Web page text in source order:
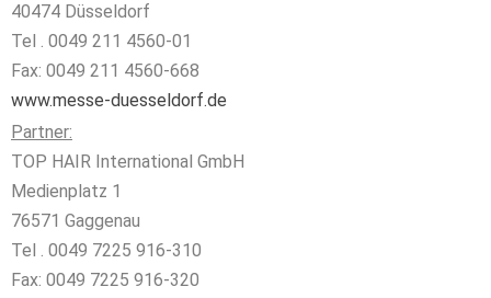
40474 Düsseldorf
Tel . 0049 211 4560-01
Fax: 0049 211 4560-668
www.messe-duesseldorf.de
Partner:
TOP HAIR International GmbH
Medienplatz 1
76571 Gaggenau
Tel . 0049 7225 916-310
Fax: 0049 7225 916-320